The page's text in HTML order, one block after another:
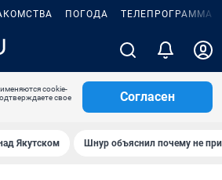
ПОГОДА ТЕЛЕПРОГРАММА
cookie-
свое
Согласен
Якутском Шнур объяснил почему не